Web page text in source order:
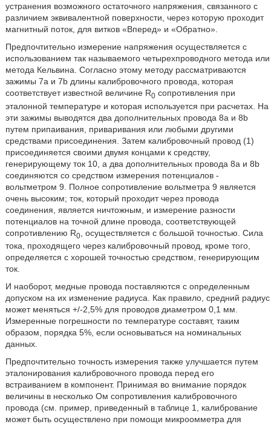
устранения возможного остаточного напряжения, связанного с
различием эквивалентной поверхности, через которую проходит
магнитный поток, для витков «Вперед» и «Обратно».
Предпочтительно измерение напряжения осуществляется с
использованием так называемого четырехпроводного метода или
метода Кельвина. Согласно этому методу рассматриваются
зажимы 7a и 7b длины калибровочного провода, которая
соответствует известной величине R0сопротивления при
эталонной температуре и которая используется при расчетах. На
эти зажимы выводятся два дополнительных провода 8a и 8b
путем припаивания, приваривания или любыми другими
средствами присоединения. Затем калибровочный провод (1)
присоединяется своими двумя концами к средству,
генерирующему ток 10, а два дополнительных провода 8a и 8b
соединяются со средством измерения потенциалов -
вольтметром 9. Полное сопротивление вольтметра 9 является
очень высоким; ток, который проходит через провода
соединения, является ничтожным, и измерение разности
потенциалов на точной длине провода, соответствующей
сопротивлению R0, осуществляется с большой точностью. Сила
тока, проходящего через калибровочный провод, кроме того,
определяется с хорошей точностью средством, генерирующим
ток.
И наоборот, медные провода поставляются с определенным
допуском на их изменение радиуса. Как правило, средний радиус
может меняться +/-2,5% для проводов диаметром 0,1 мм.
Измеренные погрешности по температуре составят, таким
образом, порядка 5%, если основываться на номинальных
данных.
Предпочтительно точность измерения также улучшается путем
эталонирования калибровочного провода перед его
встраиванием в компонент. Принимая во внимание порядок
величины в несколько Ом сопротивления калибровочного
провода (см. пример, приведенный в таблице 1, калибрование
может быть осуществлено при помощи микроомметра для